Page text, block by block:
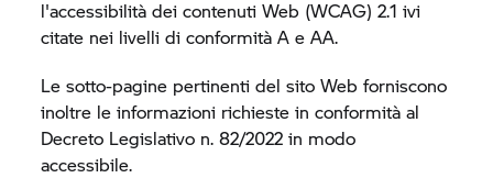
l'accessibilità dei contenuti Web (WCAG) 2.1 ivi
citate nei livelli di conformità A e AA.
Le sotto-pagine pertinenti del sito Web forniscono
inoltre le informazioni richieste in conformità al
Decreto Legislativo n. 82/2022 in modo
accessibile.